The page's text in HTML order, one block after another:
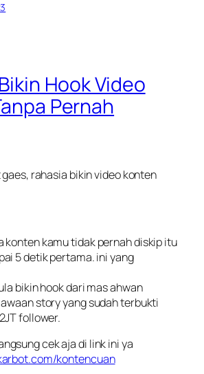
Hook Video
Pernah
rahasia bikin video konten
konten kamu tidak pernah diskip itu
5 detik pertama. ini yang
bikin hook dari mas ahwan
story yang sudah terbukti
follower.
cek aja di link ini ya
kontencuan